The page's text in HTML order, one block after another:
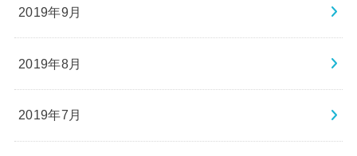
2019年9月
2019年8月
2019年7月